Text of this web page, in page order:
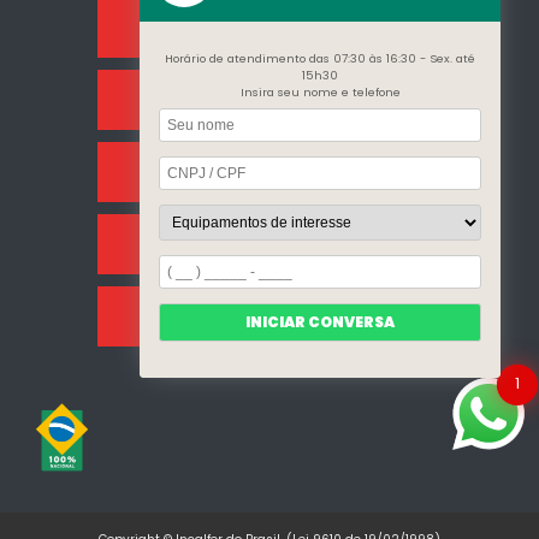
Rua Manuel Jesus Fernandes , 172 - Jardim Santo
Guarulhos - SP - CEP: 07215-230
(11) 3296-7700
(11)
98409-5498
contato@incalfer.com.br
Home
Sobre Nós
Categorias
Clientes 1
Horário de atendimento das 07:30 às 16:30 - Sex. até
15h30
Insira seu nome e telefone
INICIAR CONVERSA